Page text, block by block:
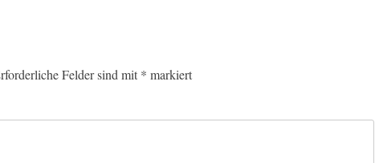
Felder sind mit * markiert